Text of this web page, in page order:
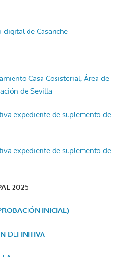
digital de Casariche
Casa Cosistorial, Área de
de Sevilla
expediente de suplemento de
expediente de suplemento de
2025
INICIAL)
DEFINITIVA